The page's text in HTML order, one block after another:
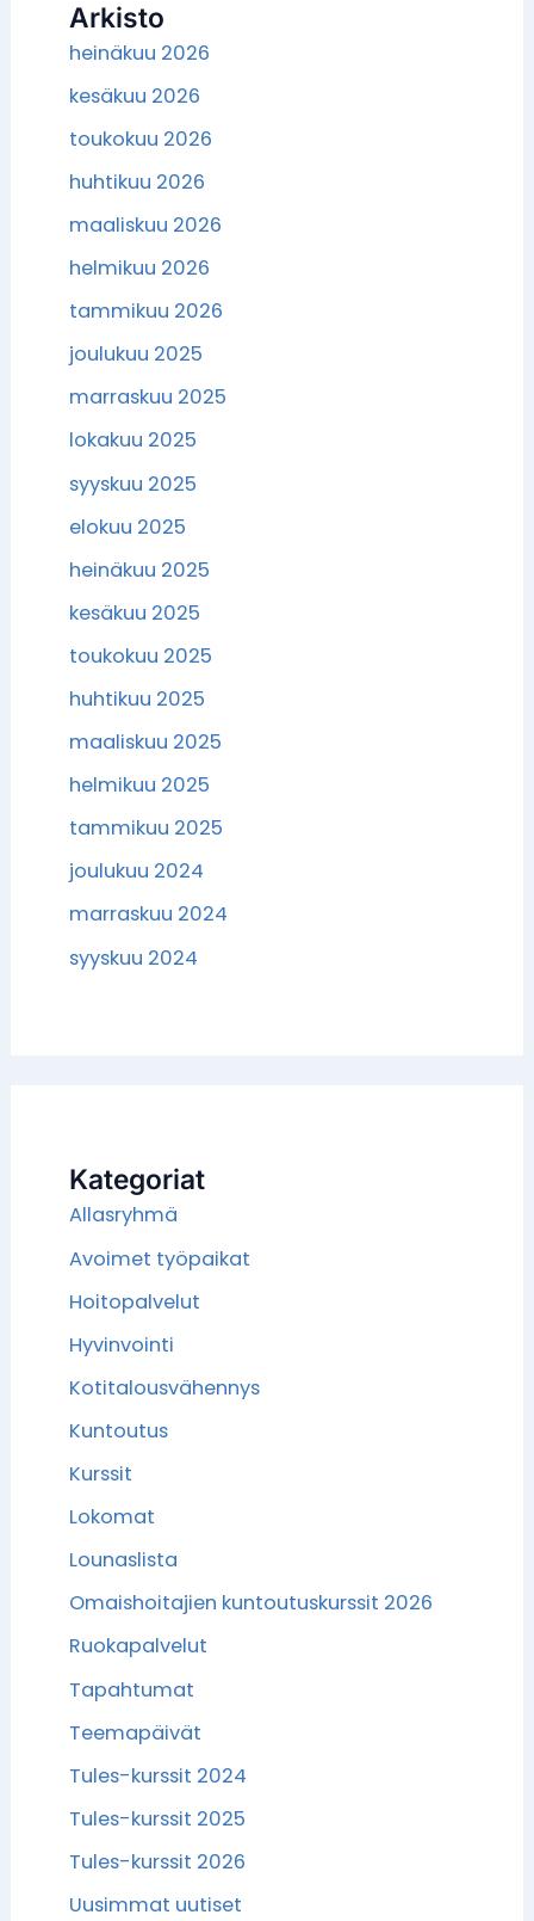
Arkisto
heinäkuu 2026
kesäkuu 2026
toukokuu 2026
huhtikuu 2026
maaliskuu 2026
helmikuu 2026
tammikuu 2026
joulukuu 2025
marraskuu 2025
lokakuu 2025
syyskuu 2025
elokuu 2025
heinäkuu 2025
kesäkuu 2025
toukokuu 2025
huhtikuu 2025
maaliskuu 2025
helmikuu 2025
tammikuu 2025
joulukuu 2024
marraskuu 2024
syyskuu 2024
Kategoriat
Allasryhmä
Avoimet työpaikat
Hoitopalvelut
Hyvinvointi
Kotitalousvähennys
Kuntoutus
Kurssit
Lokomat
Lounaslista
Omaishoitajien kuntoutuskurssit 2026
Ruokapalvelut
Tapahtumat
Teemapäivät
Tules-kurssit 2024
Tules-kurssit 2025
Tules-kurssit 2026
Uusimmat uutiset